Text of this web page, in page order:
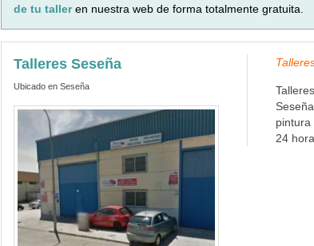
de tu talleren nuestra web de forma totalmente gratuita.
Talleres Seseña
Ubicado en Seseña
24